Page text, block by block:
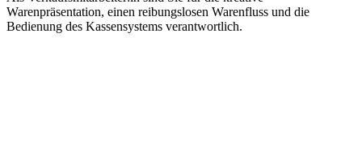
Warenpräsentation, einen reibungslosen Warenfluss und die
Bedienung des Kassensystems verantwortlich.